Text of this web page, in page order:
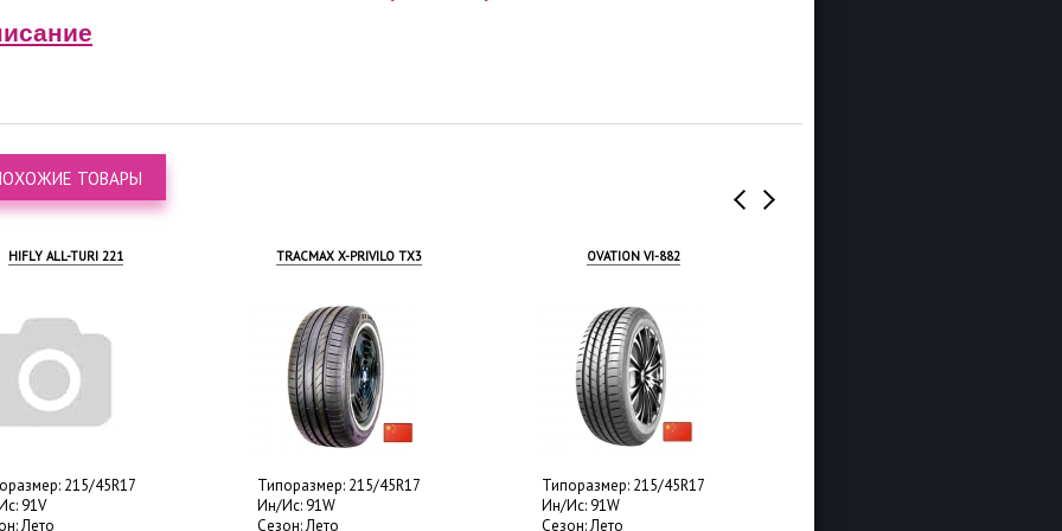
ТОВАРЫ
ALL-TURI 221
215/45R17
TRACMAX X-PRIVILO TX3
Типоразмер: 215/45R17
Ин/Ис: 91W
Сезон: Лето
OVATION VI-882
Типоразмер: 215/45R17
Ин/Ис: 91W
Сезон: Лето